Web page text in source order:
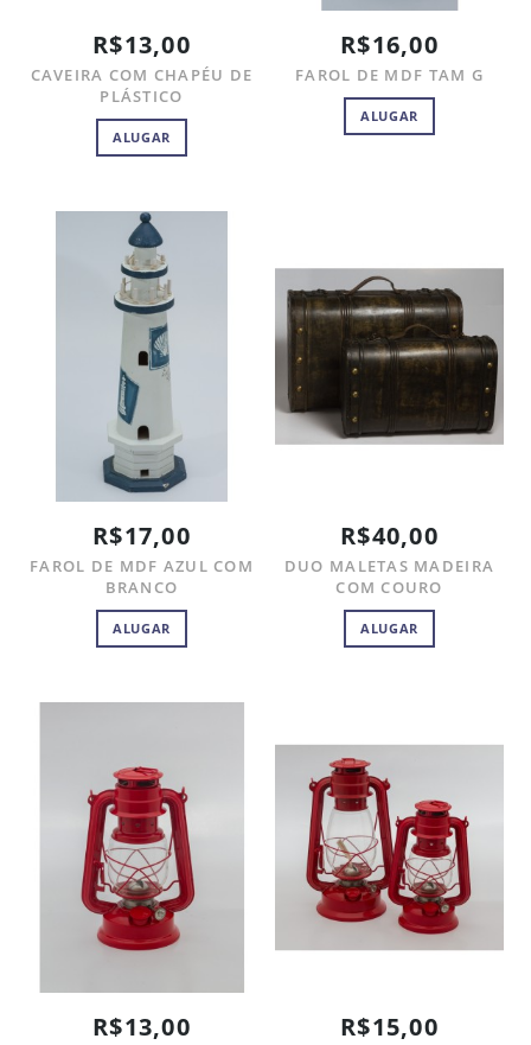
R$13,00
CAVEIRA COM CHAPÉU DE
PLÁSTICO
ALUGAR
R$16,00
FAROL DE MDF TAM G
ALUGAR
R$17,00
FAROL DE MDF AZUL COM
BRANCO
ALUGAR
R$40,00
DUO MALETAS MADEIRA
COM COURO
ALUGAR
R$13,00 R$15,00